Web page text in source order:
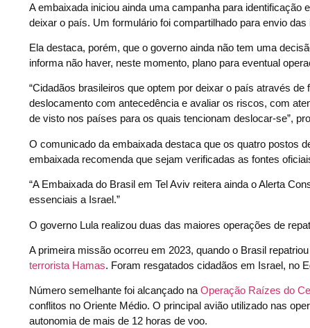
A embaixada iniciou ainda uma campanha para
deixar o país. Um formulário foi compartilhado para envio das
Ela destaca, porém, que o governo ainda não tem uma
informa não haver, neste momento, plano para eventual
“Cidadãos brasileiros que optem por deixar o país através
deslocamento com antecedência e avaliar os riscos, com
de visto nos países para os quais tencionam deslocar-se”,
O comunicado da embaixada destaca que os quatro postos
embaixada recomenda que sejam verificadas as fontes
“A Embaixada do Brasil em Tel Aviv reitera ainda o Alerta
essenciais a Israel.”
O governo Lula realizou duas das maiores operações de
A primeira missão ocorreu em 2023, quando o Brasil
terrorista Hamas. Foram resgatados cidadãos em Israel, no
Número semelhante foi alcançado naOperação Raízes do
conflitos no Oriente Médio. O principal avião utilizado nas
autonomia de mais de 12 horas de voo.